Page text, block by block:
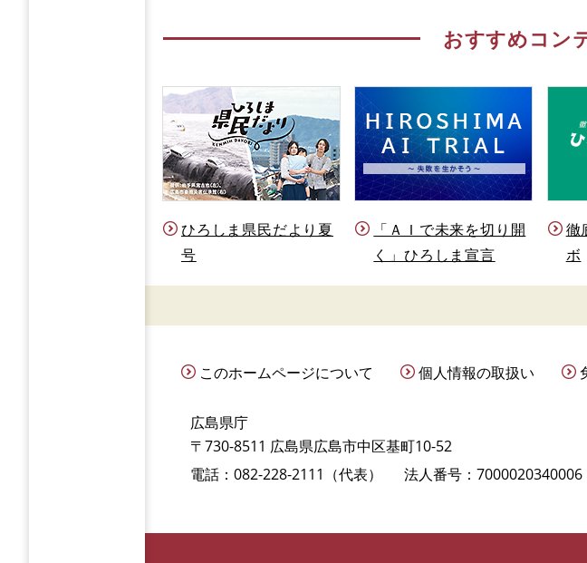
おすすめコン
ひろしま県民だより夏
号
「ＡＩで未来を切り開
く」ひろしま宣言
徹
ボ
このホームページについて 個人情報の取扱い
広島県庁
〒730-8511 広島県広島市中区基町10-52
電話：082-228-2111（代表）
法人番号：7000020340006